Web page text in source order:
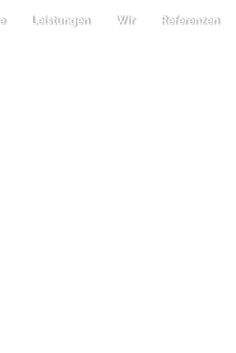
Leistungen Wir Referenzen